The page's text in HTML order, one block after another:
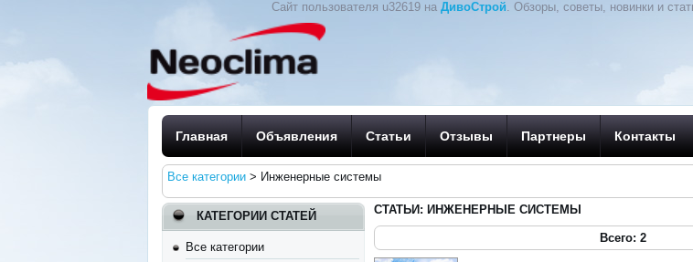
Сайт пользователя u32619 на ДивоСтрой. Обзоры, советы, новинки и
Главная Объявления Статьи Отзывы Партнеры Контакты
Все категории > Инженерные системы
КАТЕГОРИИ СТАТЕЙ
Все категории
СТАТЬИ: ИНЖЕНЕРНЫЕ СИСТЕМЫ
Всего: 2